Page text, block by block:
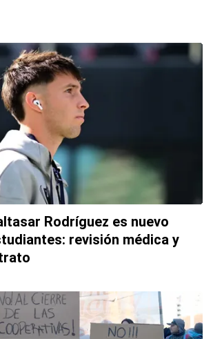
Rodríguez es nuevo
revisión médica y